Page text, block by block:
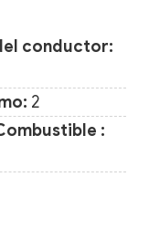
conductor:
2
: